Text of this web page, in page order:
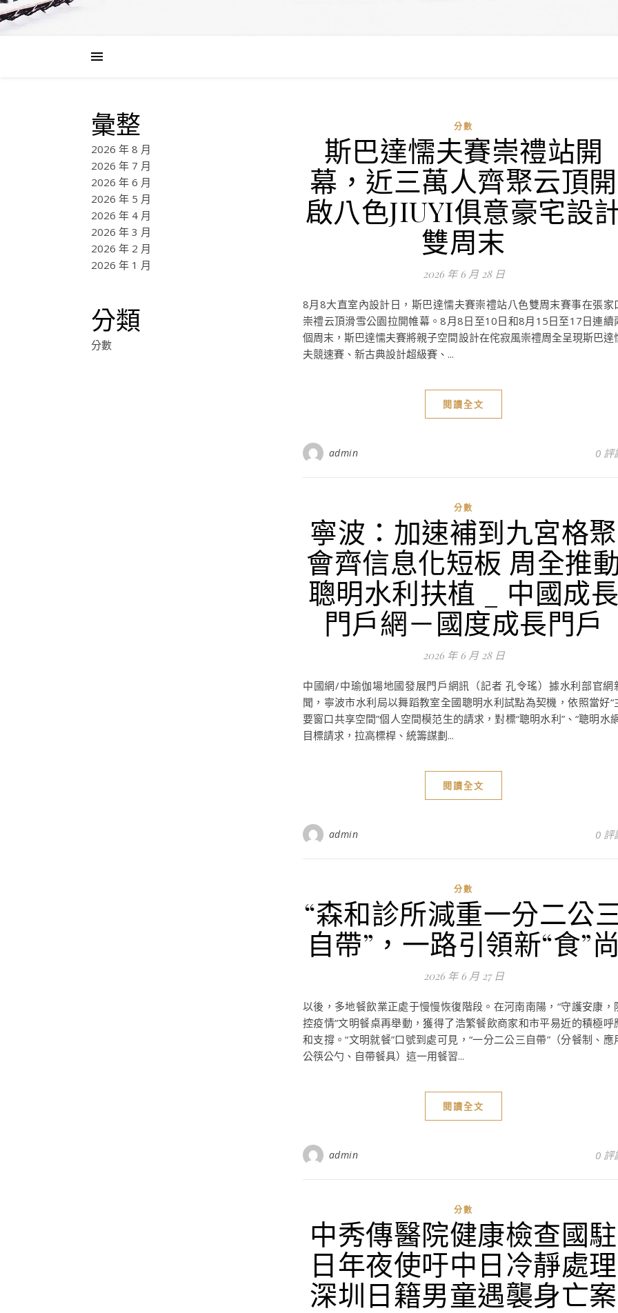
彙整
2026 年 8 月
2026 年 7 月
2026 年 6 月
2026 年 5 月
2026 年 4 月
2026 年 3 月
2026 年 2 月
2026 年 1 月
分類
分數
分數
斯巴達懦夫賽崇禮站開
幕，近三萬人齊聚云頂開
啟八色JIUYI俱意豪宅設
雙周末
2026 年 6 月 28 日
8月8大直室內設計日，斯巴達懦夫賽崇禮站八色雙周末賽事在張家
崇禮云頂滑雪公園拉開帷幕。8月8日至10日和8月15日至17日連續
個周末，斯巴達懦夫賽將親子空間設計在侘寂風崇禮周全呈現斯巴達
夫競速賽、新古典設計超級賽、...
閱讀全文
admin 0 評
分數
寧波：加速補到九宮格聚
會齊信息化短板 周全推
聰明水利扶植 _ 中國成長
門戶網－國度成長門戶
2026 年 6 月 28 日
中國網/中瑜伽場地國發展門戶網訊（記者 孔令瑤）據水利部官網
聞，寧波市水利局以舞蹈教室全國聰明水利試點為契機，依照當好“
要窗口共享空間”個人空間模范生的請求，對標“聰明水利”、“聰明水
目標請求，拉高標桿、統籌謀劃...
閱讀全文
admin 0 評
分數
“森和診所減重一分二公
自帶”，一路引領新“食”尚
2026 年 6 月 27 日
以後，多地餐飲業正處于慢慢恢復階段。在河南南陽，“守護安康，
控疫情”文明餐桌再舉動，獲得了浩繁餐飲商家和市平易近的積極呼
和支撐。“文明就餐”口號到處可見，“一分二公三自帶”（分餐制、應
公筷公勺、自帶餐具）這一用餐習...
閱讀全文
admin 0 評
分數
中秀傳醫院健康檢查國駐
日年夜使吁中日冷靜處理
深圳日籍男童遇襲身亡案